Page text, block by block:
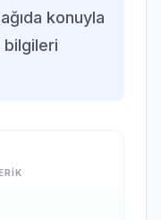
konuyla
bilgileri